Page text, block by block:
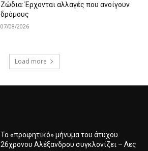
Ζώδια: Έρχονται αλλαγές που ανοίγουν
δρόμους
07/08/2026
Load more
Το «προφητικό» μήνυμα του άτυχου
26χρονου Αλέξανδρου συγκλονίζει – Λες